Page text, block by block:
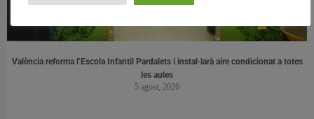
València reforma l’Escola Infantil Pardalets i instal·larà aire condicionat a totes
les aules
5 agost, 2026